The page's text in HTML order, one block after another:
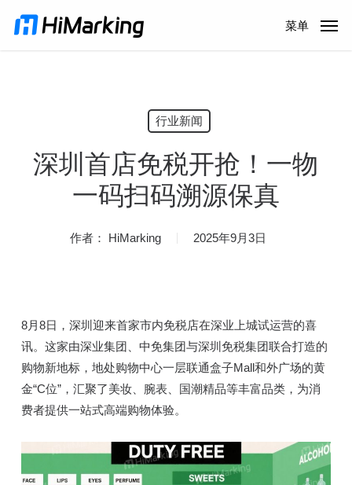
菜单
行业新闻
深圳首店免税开抢！一物
一码扫码溯源保真
作者： HiMarking 2025年9月3日
8月8日，深圳迎来首家市内免税店在深业上城试运营的喜
讯。这家由深业集团、中免集团与深圳免税集团联合打造的
购物新地标，地处购物中心一层联通盒子Mall和外广场的黄
金“C位”，汇聚了美妆、腕表、国潮精品等丰富品类，为消
费者提供一站式高端购物体验。